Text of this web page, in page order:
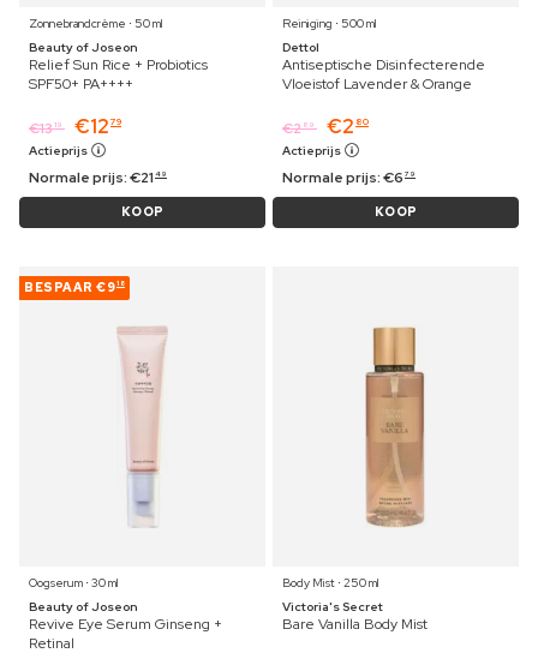
Zonnebrandcrème ⋅ 50 ml
Beauty of Joseon
Relief Sun Rice + Probiotics
SPF50+ PA++++
€1319 €12 79
Actieprijs
Normale prijs:€21 49
KOOP
Reiniging ⋅ 500 ml
Dettol
Antiseptische Disinfecterende
Vloeistof Lavender & Orange
€2 89 €2 80
Actieprijs
Normale prijs:€6 79
KOOP
BESPAAR €918
Oogserum ⋅ 30 ml
Beauty of Joseon
Revive Eye Serum Ginseng +
Retinal
Body Mist ⋅ 250 ml
Victoria's Secret
Bare Vanilla Body Mist